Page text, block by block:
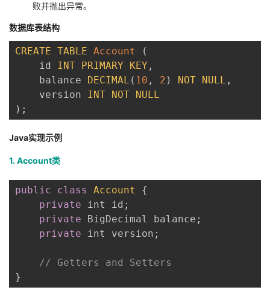
败并抛出异常。
数据库表结构
CREATE TABLE Account
(
    id
INT PRIMARY KEY ,
    balance
DECIMAL ( 10 , 2 ) NOT NULL ,
    version
INT NOT NULL
) ;
Java实现示例
1. Account类
public class Account
{
private int id ;
private BigDecimal balance ;
private int version ;
// Getters and Setters
}